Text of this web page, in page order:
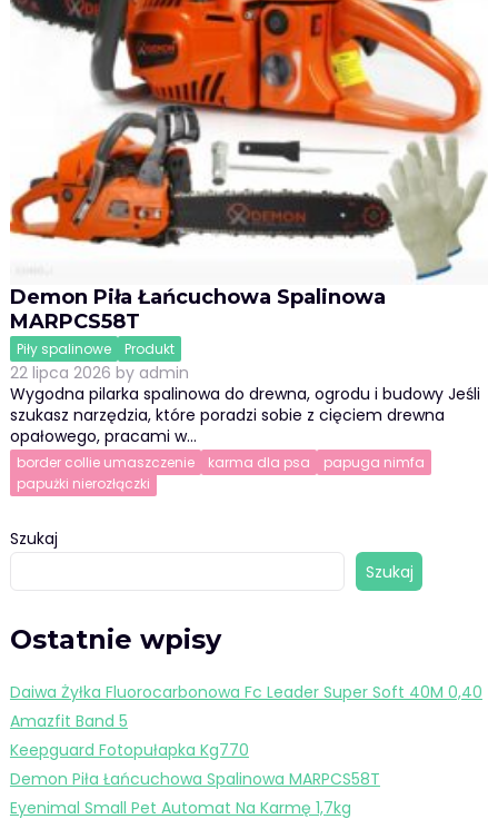
Demon Piła Łańcuchowa Spalinowa
MARPCS58T
Piły spalinowe Produkt
22 lipca 2026 by admin
Wygodna pilarka spalinowa do drewna, ogrodu i budowy Jeśli
szukasz narzędzia, które poradzi sobie z cięciem drewna
opałowego, pracami w…
border collie umaszczenie karma dla psa
papuga nimfa
papużki nierozłączki
Szukaj
Szukaj
Ostatnie wpisy
Daiwa Żyłka Fluorocarbonowa Fc Leader Super Soft 40M 0,40
Amazfit Band 5
Keepguard Fotopułapka Kg770
Demon Piła Łańcuchowa Spalinowa MARPCS58T
Eyenimal Small Pet Automat Na Karmę 1,7kg